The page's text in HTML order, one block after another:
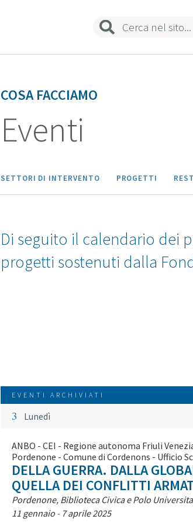
COSA FACCIAMO
Eventi
SETTORI DI INTERVENTO PROGETTI
Di seguito il calendario dei
progetti sostenuti dalla
EVENTI ARCHIVIATI
3 Lunedì
ANBO - CEI - Regione autonoma Friuli
Pordenone - Comune di Cordenons - Ufficio
DELLA GUERRA. DALLA
QUELLA DEI CONFLITTI
Pordenone, Biblioteca Civica e Polo
11 gennaio - 7 aprile 2025